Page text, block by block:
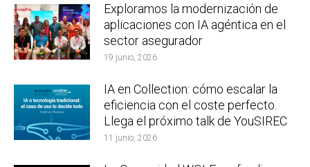
Exploramos la modernización de
aplicaciones con IA agéntica en el
sector asegurador
19 junio, 2026
IA en Collection: cómo escalar la
eficiencia con el coste perfecto.
Llega el próximo talk de YouSIREC
11 junio, 2026